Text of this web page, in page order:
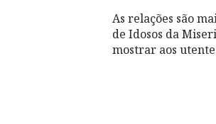
As relações são
de Idosos da
mostrar aos